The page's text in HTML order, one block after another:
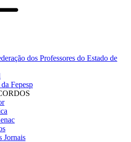
dos Professores do Estado de
Fepesp
Jornais